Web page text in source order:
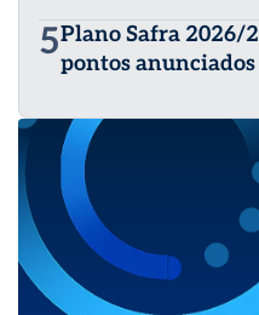
5Plano Safra 2026/
pontos